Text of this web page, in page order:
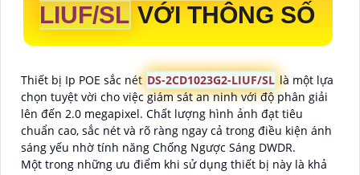
LIUF/SL VỚI THÔNG SỐ
Thiết bị Ip POE sắc nét DS-2CD1023G2-LIUF/SL là một lựa
chọn tuyệt vời cho việc giám sát an ninh với độ phân giải
lên đến 2.0 megapixel. Chất lượng hình ảnh đạt tiêu
chuẩn cao, sắc nét và rõ ràng ngay cả trong điều kiện ánh
sáng yếu nhờ tính năng Chống Ngược Sáng DWDR.
Một trong những ưu điểm khi sử dụng thiết bị này là khả